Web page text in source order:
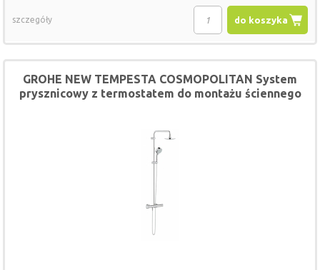
do koszyka
szczegóły
GROHE NEW TEMPESTA COSMOPOLITAN System
prysznicowy z termostatem do montażu ściennego